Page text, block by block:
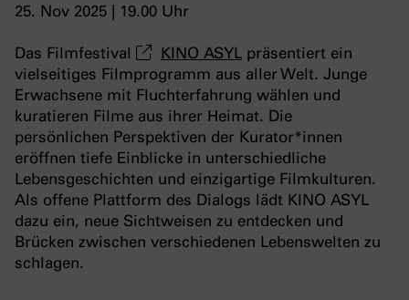
25. Nov 2025 | 19.00 Uhr
Das Filmfestival KINO ASYL präsentiert ein
vielseitiges Filmprogramm aus aller Welt. Junge
Erwachsene mit Fluchterfahrung wählen und
kuratieren Filme aus ihrer Heimat. Die
persönlichen Perspektiven der Kurator*innen
eröffnen tiefe Einblicke in unterschiedliche
Lebensgeschichten und einzigartige Filmkulturen.
Als offene Plattform des Dialogs lädt KINO ASYL
dazu ein, neue Sichtweisen zu entdecken und
Brücken zwischen verschiedenen Lebenswelten zu
schlagen.